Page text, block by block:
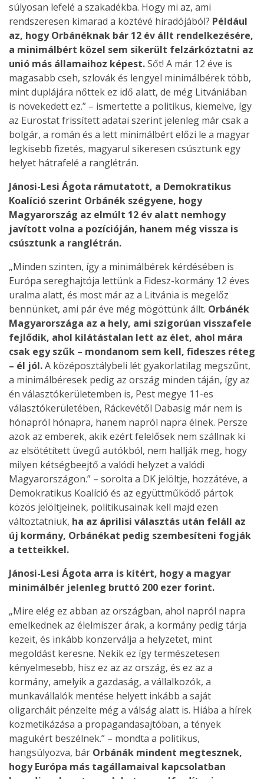
súlyosan lefelé a szakadékba. Hogy mi az, ami
rendszeresen kimarad a köztévé híradójából? Például
az, hogy Orbánéknak bár 12 év állt rendelkezésére,
a minimálbért közel sem sikerült felzárkóztatni az
unió más államaihoz képest.Sőt! A már 12 éve is
magasabb cseh, szlovák és lengyel minimálbérek több,
mint duplájára nőttek ez idő alatt, de még Litvániában
is növekedett ez.” – ismertette a politikus, kiemelve, így
az Eurostat frissített adatai szerint jelenleg már csak a
bolgár, a román és a lett minimálbért előzi le a magyar
legkisebb fizetés, magyarul sikeresen csúsztunk egy
helyet hátrafelé a ranglétrán.
Jánosi-Lesi Ágota rámutatott, a Demokratikus
Koalíció szerint Orbánék szégyene, hogy
Magyarország az elmúlt 12 év alatt nemhogy
javított volna a pozícióján, hanem még vissza is
csúsztunk a ranglétrán.
„Minden szinten, így a minimálbérek kérdésében is
Európa sereghajtója lettünk a Fidesz-kormány 12 éves
uralma alatt, és most már az a Litvánia is megelőz
bennünket, ami pár éve még mögöttünk állt. Orbánék
Magyarországa az a hely, ami szigorúan visszafele
fejlődik, ahol kilátástalan lett az élet, ahol mára
csak egy szűk – mondanom sem kell, fideszes réteg
– él jól.A középosztálybeli lét gyakorlatilag megszűnt,
a minimálbéresek pedig az ország minden táján, így az
én választókerületemben is, Pest megye 11-es
választókerületében, Ráckevétől Dabasig már nem is
hónapról hónapra, hanem napról napra élnek. Persze
azok az emberek, akik ezért felelősek nem szállnak ki
az elsötétített üvegű autókból, nem hallják meg, hogy
milyen kétségbeejtő a valódi helyzet a valódi
Magyarországon.” – sorolta a DK jelöltje, hozzátéve, a
Demokratikus Koalíció és az együttműködő pártok
közös jelöltjeinek, politikusainak kell majd ezen
változtatniuk, ha az áprilisi választás után feláll az
új kormány, Orbánékat pedig szembesíteni fogják
a tetteikkel.
Jánosi-Lesi Ágota arra is kitért, hogy a magyar
minimálbér jelenleg bruttó 200 ezer forint.
„Mire elég ez abban az országban, ahol napról napra
emelkednek az élelmiszer árak, a kormány pedig tárja
kezeit, és inkább konzerválja a helyzetet, mint
megoldást keresne. Nekik ez így természetesen
kényelmesebb, hisz ez az az ország, és ez az a
kormány, amelyik a gazdaság, a vállalkozók, a
munkavállalók mentése helyett inkább a saját
oligarcháit pénzelte még a válság alatt is. Hiába a hírek
kozmetikázása a propagandasajtóban, a tények
magukért beszélnek.” – mondta a politikus,
hangsúlyozva, bár Orbánák mindent megtesznek,
hogy Európa más tagállamaival kapcsolatban